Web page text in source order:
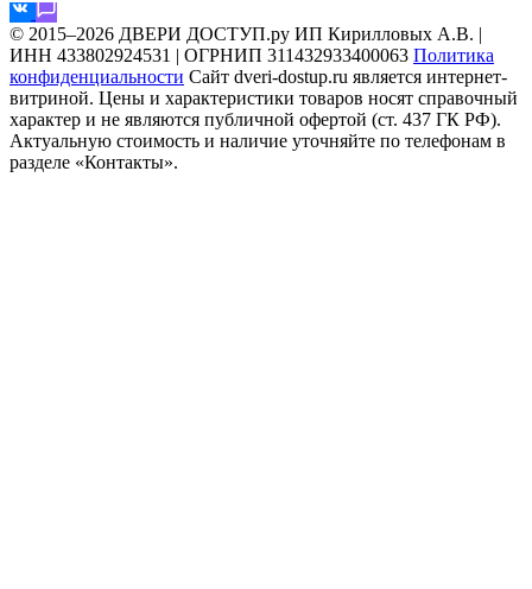
© 2015–2026 ДВЕРИ ДОСТУП.ру ИП Кирилловых А.В. |
ИНН 433802924531 | ОГРНИП 311432933400063 Политика
конфиденциальности Сайт dveri-dostup.ru является интернет-
витриной. Цены и характеристики товаров носят справочный
характер и не являются публичной офертой (ст. 437 ГК РФ).
Актуальную стоимость и наличие уточняйте по телефонам в
разделе «Контакты».